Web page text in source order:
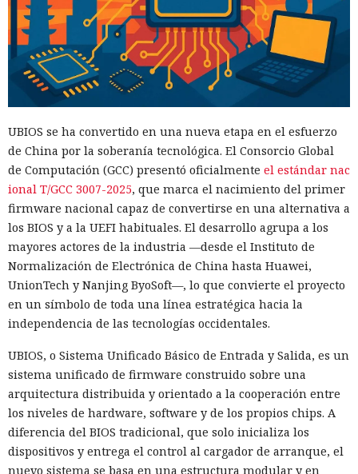
UBIOS se ha convertido en una nueva etapa en el esfuerzo
de China por la soberanía tecnológica. El Consorcio Global
de Computación (GCC) presentó oficialmente el estándar nac
ional T/GCC 3007-2025, que marca el nacimiento del primer
firmware nacional capaz de convertirse en una alternativa a
los BIOS y a la UEFI habituales. El desarrollo agrupa a los
mayores actores de la industria —desde el Instituto de
Normalización de Electrónica de China hasta Huawei,
UnionTech y Nanjing ByoSoft—, lo que convierte el proyecto
en un símbolo de toda una línea estratégica hacia la
independencia de las tecnologías occidentales.
UBIOS, o Sistema Unificado Básico de Entrada y Salida, es un
sistema unificado de firmware construido sobre una
arquitectura distribuida y orientado a la cooperación entre
los niveles de hardware, software y de los propios chips. A
diferencia del BIOS tradicional, que solo inicializa los
dispositivos y entrega el control al cargador de arranque, el
nuevo sistema se basa en una estructura modular y en